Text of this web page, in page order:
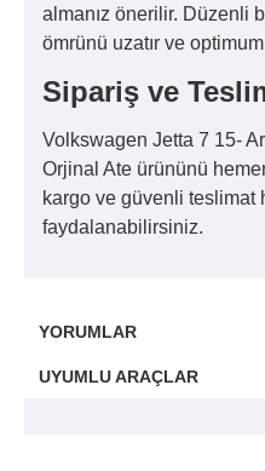
almanız önerilir. Düzenli
ömrünü uzatır ve
Sipariş ve
Volkswagen Jetta 7 15-
Orjinal Ate ürününü
kargo ve güvenli teslimat
faydalanabilirsiniz.
YORUMLAR
UYUMLU ARAÇLAR